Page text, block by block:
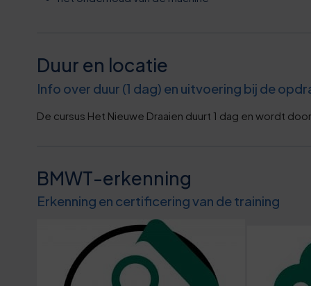
Duur en locatie
Info over duur (1 dag) en uitvoering bij de
De cursus Het Nieuwe Draaien duurt 1 dag en wordt
BMWT-erkenning
Erkenning en certificering van de training
9
2
6
9
2
5
2
3
4
4
5
6
6
1
6
1
6
1
4
5
8